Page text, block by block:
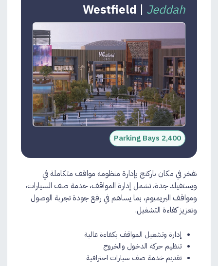
Westfield | Jeddah
2,400 Parking Bays
نفخر في مكان باركنج بإدارة منظومة مواقف متكاملة في
ويستفيلد جدة، تشمل إدارة المواقف، خدمة صف السيارات،
ومواقف البريميوم، بما يساهم في رفع جودة تجربة الوصول
وتعزيز كفاءة التشغيل.
إدارة وتشغيل المواقف بكفاءة عالية
تنظيم حركة الدخول والخروج
تقديم خدمة صف سيارات احترافية​